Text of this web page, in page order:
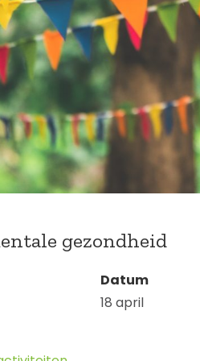
gezondheid
Datum
18 april